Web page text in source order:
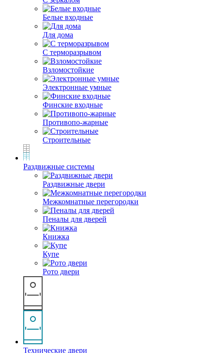
Белые входные
Для дома
С терморазрывом
Взломостойкие
Электронные умные
Финские входные
Противопо-жарные
Строительные
Раздвижные системы
Раздвижные двери
Межкомнатные перегородки
Пеналы для дверей
Книжка
Купе
Рото двери
Технические двери